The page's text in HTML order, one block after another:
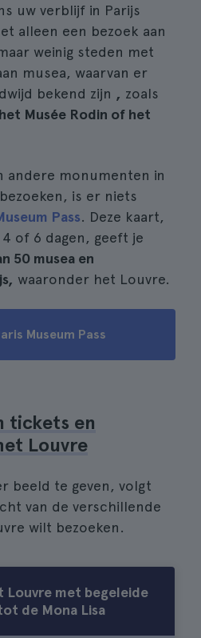
uw verblijf in Parijs
alleen een bezoek aan
weinig steden met
musea, waarvan er
bekend zijn , zoals
Musée Rodin of het
andere monumenten in
is er niets
Pass. Deze kaart,
of 6 dagen, geeft je
50 musea en
waaronder het Louvre.
Museum Pass
tickets en
Louvre
beeld te geven, volgt
van de verschillende
wilt bezoeken.
Louvre met begeleide
de Mona Lisa